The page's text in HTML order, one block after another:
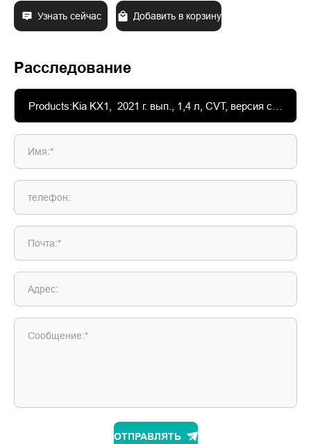
Узнать сейчас Добавить в корзину
Расследование
Имя:*
телефон:
Почта:*
Адрес:
Сообщение:*
ОТПРАВЛЯТЬ